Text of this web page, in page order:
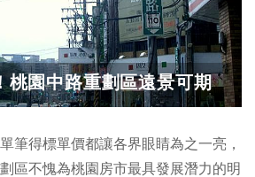
桃園中路重劃區遠景可期
筆得標單價都讓各界眼睛為之一亮，
區不愧為桃園房市最具發展潛力的明